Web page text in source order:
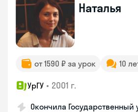
Наталья
от 1590 ₽ за урок 10
УрГУ • 2001 г.
Окончила Государственный